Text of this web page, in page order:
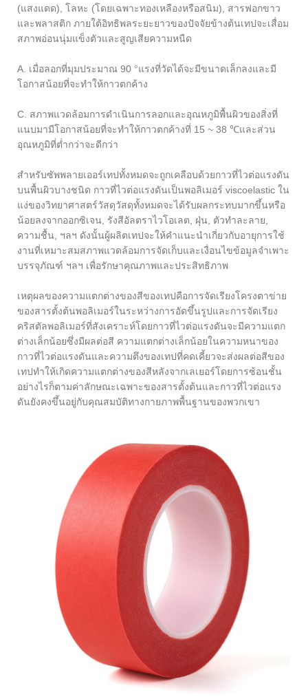
(แสงแดด), โลหะ (โดยเฉพาะทองเหลืองหรือสนิม), สารฟอกขาว
และพลาสติก ภายใต้อิทธิพลระยะยาวของปัจจัยข้างต้นเทปจะเสื่อม
สภาพอ่อนนุ่มแข็งตัวและสูญเสียความหนืด
A. เมื่อลอกที่มุมประมาณ 90 °แรงที่วัดได้จะมีขนาดเล็กลงและมี
โอกาสน้อยที่จะทำให้กาวตกค้าง
C. สภาพแวดล้อมการดำเนินการลอกและอุณหภูมิพื้นผิวของสิ่งที่
แนบมามีโอกาสน้อยที่จะทำให้กาวตกค้างที่ 15 ~ 38 ℃และส่วน
อุณหภูมิที่ต่ำกว่าจะดีกว่า
สำหรับซัพพลายเออร์เทปทั้งหมดจะถูกเคลือบด้วยกาวที่ไวต่อแรงดัน
บนพื้นผิวบางชนิด กาวที่ไวต่อแรงดันเป็นพอลิเมอร์ viscoelastic ใน
แง่ของวิทยาศาสตร์วัสดุวัสดุทั้งหมดจะได้รับผลกระทบมากขึ้นหรือ
น้อยลงจากออกซิเจน, รังสีอัลตราไวโอเลต, ฝุ่น, ตัวทำละลาย,
ความชื้น, ฯลฯ ดังนั้นผู้ผลิตเทปจะให้คำแนะนำเกี่ยวกับอายุการใช้
งานที่เหมาะสมสภาพแวดล้อมการจัดเก็บและเงื่อนไขข้อมูลจำเพาะ
บรรจุภัณฑ์ ฯลฯ เพื่อรักษาคุณภาพและประสิทธิภาพ
เหตุผลของความแตกต่างของสีของเทปคือการจัดเรียงโครงตาข่าย
ของสารตั้งต้นพอลิเมอร์ในระหว่างการอัดขึ้นรูปและการจัดเรียง
คริสตัลพอลิเมอร์ที่สังเคราะห์โดยกาวที่ไวต่อแรงดันจะมีความแตก
ต่างเล็กน้อยซึ่งมีผลต่อสี ความแตกต่างเล็กน้อยในความหนาของ
กาวที่ไวต่อแรงดันและความตึงของเทปที่คดเคี้ยวจะส่งผลต่อสีของ
เทปทำให้เกิดความแตกต่างของสีหลังจากเลเยอร์โดยการซ้อนชั้น
อย่างไรก็ตามค่าลักษณะเฉพาะของสารตั้งต้นและกาวที่ไวต่อแรง
ดันยังคงขึ้นอยู่กับคุณสมบัติทางกายภาพพื้นฐานของพวกเขา